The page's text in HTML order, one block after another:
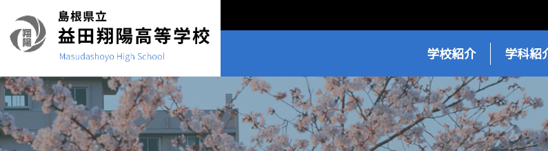
学校紹介 学科紹